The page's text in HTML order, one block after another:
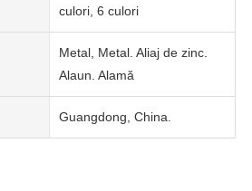
culori, 6 culori
Metal, Metal. Aliaj de zinc.
Alaun. Alamă
Guangdong, China.